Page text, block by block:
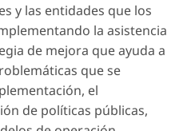
y las entidades que los
la asistencia
de mejora que ayuda a
que se
el
de políticas públicas,